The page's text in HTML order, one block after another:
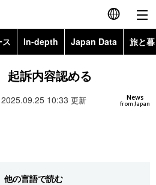
English
简体字
繁體字
ス In-depth Japan Data 旅と
Images
起訴内容認める
News
from Japan
10:33 更新
他の言語で読む